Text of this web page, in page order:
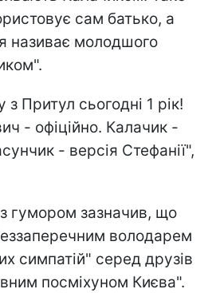
сам батько, а
називає молодшого
Притул сьогодні 1 рік!
- офіційно. Калачик -
- версія Стефанії",
гумором зазначив, що
володарем
симпатій" серед друзів
посміхуном Києва".